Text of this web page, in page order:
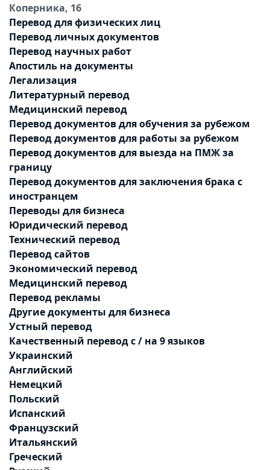
Коперника, 16
Перевод для физических лиц
Перевод личных документов
Перевод научных работ
Апостиль на документы
Легализация
Литературный перевод
Медицинский перевод
Перевод документов для обучения за рубежом
Перевод документов для работы за рубежом
Перевод документов для выезда на ПМЖ за
границу
Перевод документов для заключения брака с
иностранцем
Переводы для бизнеса
Юридический перевод
Технический перевод
Перевод сайтов
Экономический перевод
Медицинский перевод
Перевод рекламы
Другие документы для бизнеса
Устный перевод
Качественный перевод с / на 9 языков
Украинский
Английский
Немецкий
Польский
Испанский
Французский
Итальянский
Греческий